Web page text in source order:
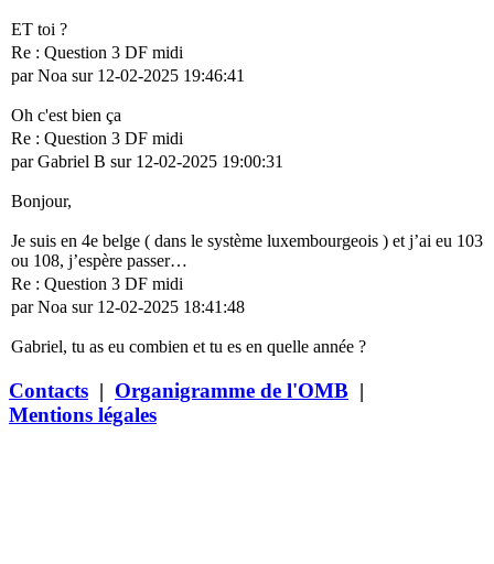
ET toi ?
Re : Question 3 DF midi
par Noa sur 12-02-2025 19:46:41
Oh c'est bien ça
Re : Question 3 DF midi
par Gabriel B sur 12-02-2025 19:00:31
Bonjour,
Je suis en 4e belge ( dans le système luxembourgeois ) et j’ai eu 103
ou 108, j’espère passer…
Re : Question 3 DF midi
par Noa sur 12-02-2025 18:41:48
Gabriel, tu as eu combien et tu es en quelle année ?
Contacts | Organigramme de l'OMB |
Mentions légales